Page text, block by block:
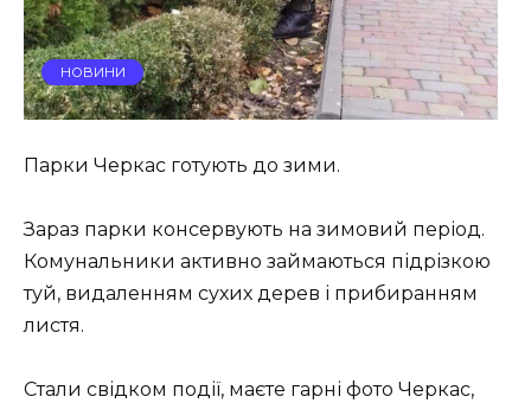
НОВИНИ
Парки Черкас готують до зими.
Зараз парки консервують на зимовий період.
Комунальники активно займаються підрізкою
туй, видаленням сухих дерев і прибиранням
листя.
Стали свідком події, маєте гарні фото Черкас,